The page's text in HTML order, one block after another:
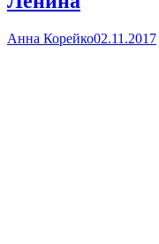
Анна Корейко02.11.2017